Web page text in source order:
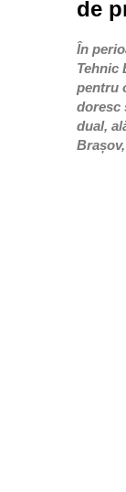
de
În
Tehnic
pentru
doresc
dual,